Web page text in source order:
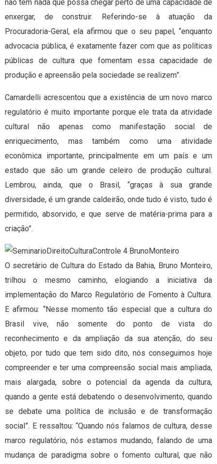
não tem nada que possa chegar perto de uma capacidade de
enxergar, de construir. Referindo-se à atuação da
Procuradoria-Geral, ela afirmou que o seu papel, “enquanto
advocacia pública, é exatamente fazer com que as políticas
públicas de cultura que fomentam essa capacidade de
produção e apreensão pela sociedade se realizem”.
Camardelli acrescentou que a existência de um novo marco
regulatório é muito importante porque ele trata da atividade
cultural não apenas como manifestação social de
enriquecimento, mas também como uma atividade
econômica importante, principalmente em um país e um
estado que são um grande celeiro de produção cultural.
Lembrou, ainda, que o Brasil, “graças à sua grande
diversidade, é um grande caldeirão, onde tudo é visto, tudo é
permitido, absorvido, e que serve de matéria-prima para a
criação”.
O secretário de Cultura do Estado da Bahia, Bruno Monteiro,
trilhou o mesmo caminho, elogiando a iniciativa da
implementação do Marco Regulatório de Fomento à Cultura.
E afirmou: “Nesse momento tão especial que a cultura do
Brasil vive, não somente do ponto de vista do
reconhecimento e da ampliação da sua atenção, do seu
objeto, por tudo que tem sido dito, nós conseguimos hoje
compreender e ter uma compreensão social mais ampliada,
mais alargada, sobre o potencial da agenda da cultura,
quando a gente está debatendo o desenvolvimento, quando
se debate uma política de inclusão e de transformação
social”. E ressaltou: “Quando nós falamos de cultura, desse
marco regulatório, nós estamos mudando, falando de uma
mudança de paradigma sobre o fomento cultural, que não